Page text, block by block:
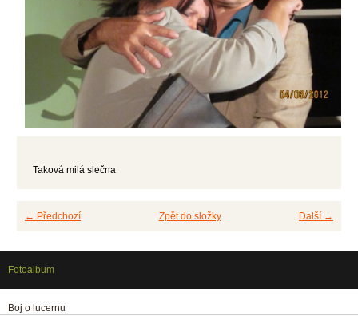
Taková milá slečna
← Předchozí Další →
Zpět do složky
Fotoalbum
Boj o lucernu